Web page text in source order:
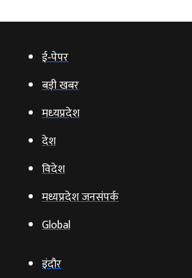
ई‑पेपर
बड़ी खबर
मध्‍यप्रदेश
देश
विदेश
मध्यप्रदेश जनसंपर्क
Global
इंदौर